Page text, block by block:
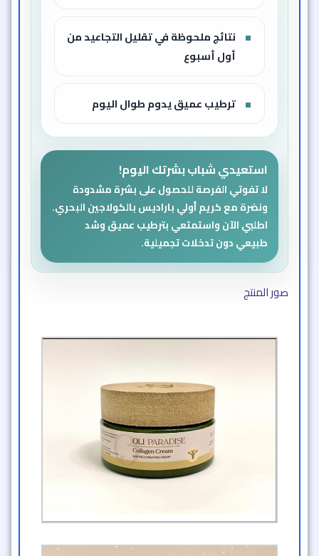
نتائج ملحوظة في تقليل التجاعيد من
أول أسبوع
ترطيب عميق يدوم طوال اليوم
استعيدي شباب بشرتك اليوم!
لا تفوتي الفرصة للحصول على بشرة مشدودة
ونضرة مع كريم أولي باراديس بالكولاجين البحري.
اطلبي الآن واستمتعي بترطيب عميق وشد
طبيعي دون تدخلات تجميلية.
صور المنتج​